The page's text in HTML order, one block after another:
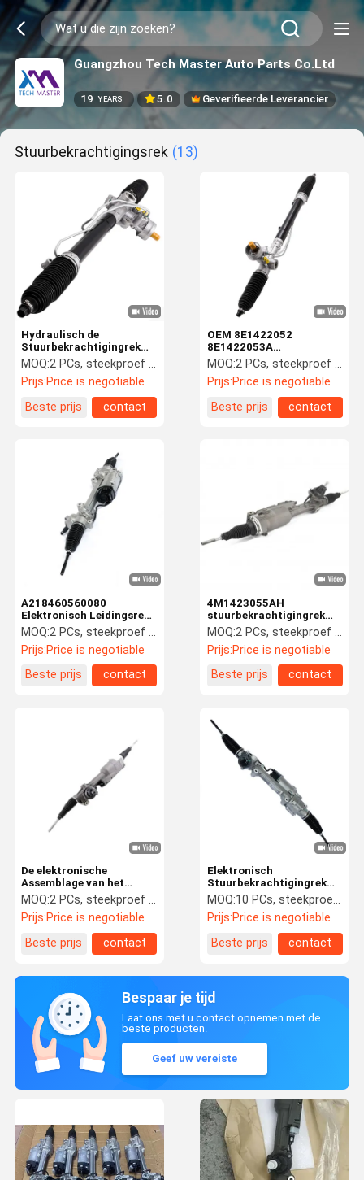
Guangzhou Tech Master Auto Parts Co.Ltd
19 YEARS 5.0 Geverifieerde Leverancier
Stuurbekrachtigingsrek (13)
Hydraulisch de
Stuurbekrachtigingrek
8E1422066T 8E1422053A
van Audi A4 Avant
MOQ:2 PCs, steekproef wordt goedgekeurd
Prijs:Price is negotiable
Beste prijs
contact
OEM 8E1422052
8E1422053A
Stuurbekrachtigingrek
voor Audi A4 B7 B6 8E S4
MOQ:2 PCs, steekproef wordt goedgekeurd
Prijs:Price is negotiable
Beste prijs
contact
A218460560080
Elektronisch Leidingsrek
Mercedes Benz W218
MOQ:2 PCs, steekproef wordt goedgekeurd
Prijs:Price is negotiable
Beste prijs
contact
4M1423055AH
stuurbekrachtigingrek
Audi Q7 Q8 Cayennepeper
Urus
MOQ:2 PCs, steekproef wordt goedgekeurd
Prijs:Price is negotiable
Beste prijs
contact
De elektronische
Assemblage van het
Stuurbekrachtigingrek
voor Audi Q5
8R1423055AE 8R1423055
MOQ:2 PCs, steekproef wordt goedgekeurd
Prijs:Price is negotiable
Beste prijs
contact
Elektronisch
Stuurbekrachtigingrek
voor Oem 2184602900
2184605600 van
Mercedes Benz C218
MOQ:10 PCs, steekproef wordt goedgekeurd
Prijs:Price is negotiable
Beste prijs
contact
Bespaar je tijd
Laat ons met u contact opnemen met de
beste producten.
Geef uw vereiste